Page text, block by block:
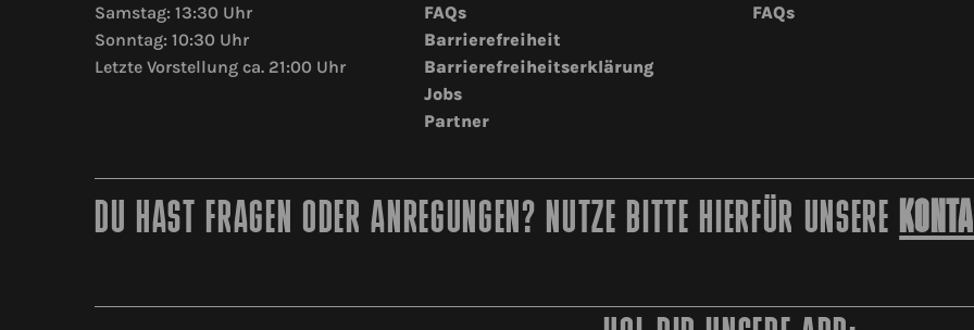
Samstag: 13:30 Uhr
Sonntag: 10:30 Uhr
Letzte Vorstellung ca. 21:00 Uhr
FAQs
Barrierefreiheit
Barrierefreiheitserklärung
Jobs
Partner
FAQs
DU HAST FRAGEN ODER ANREGUNGEN? NUTZE BITTE HIERFÜR UNSERE